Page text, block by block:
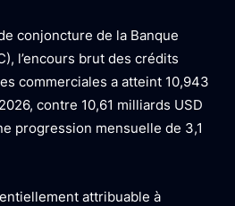
conjoncture de la Banque
l’encours brut des crédits
commerciales a atteint 10,943
contre 10,61 milliards USD
progression mensuelle de 3,1
attribuable à